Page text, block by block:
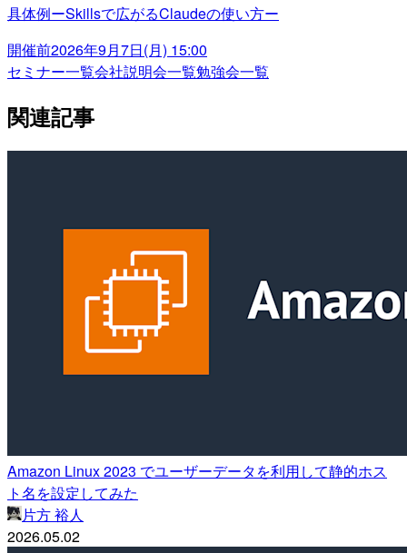
具体例ーSkillsで広がるClaudeの使い方ー
開催前2026年9月7日(月) 15:00
セミナー一覧会社説明会一覧勉強会一覧
関連記事
Amazon Linux 2023 でユーザーデータを利用して静的ホス
ト名を設定してみた
片方 裕人
2026.05.02